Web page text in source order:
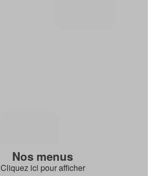
Nos menus
Cliquez ici pour afficher